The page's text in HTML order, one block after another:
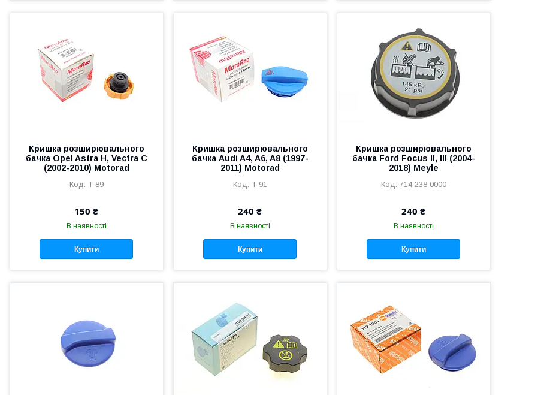
Кришка розширювального
бачка Opel Astra H, Vectra C
(2002-2010) Motorad
T-89
150 ₴
В наявності
Купити
Кришка розширювального
бачка Audi A4, A6, A8 (1997-
2011) Motorad
T-91
240 ₴
В наявності
Купити
Кришка розширювального
бачка Ford Focus II, III (2004-
2018) Meyle
714 238 0000
240 ₴
В наявності
Купити